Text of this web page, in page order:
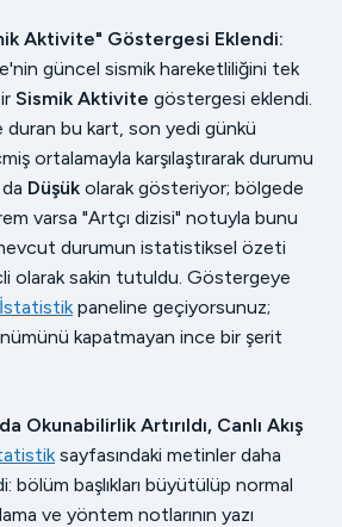
Aktivite" Göstergesi Eklendi:
güncel sismik hareketliliğini tek
Sismik Aktivite göstergesi eklendi.
duran bu kart, son yedi günkü
ortalamayla karşılaştırarak durumu
Düşük olarak gösteriyor; bölgede
varsa "Artçı dizisi" notuyla bunu
durumun istatistiksel özeti
olarak sakin tutuldu. Göstergeye
İstatistikpaneline geçiyorsunuz;
kapatmayan ince bir şerit
Okunabilirlik Artırıldı, Canlı Akış
sayfasındaki metinler daha
bölüm başlıkları büyütülüp normal
ve yöntem notlarının yazı